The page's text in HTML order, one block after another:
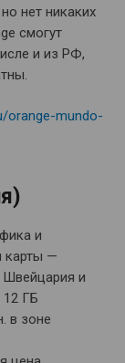
нет никаких
смогут
и из РФ,
orange-mundo-
и
карты —
и
12 ГБ
в зоне